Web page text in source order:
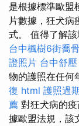
是根據標準歐盟
片數據，狂犬病
式。 值得了解該
台中楓樹6街喬骨
證照片 台中舒壓
物的護照在任何
復 html 護照過
薦 對狂犬病的
據歐盟法規，該